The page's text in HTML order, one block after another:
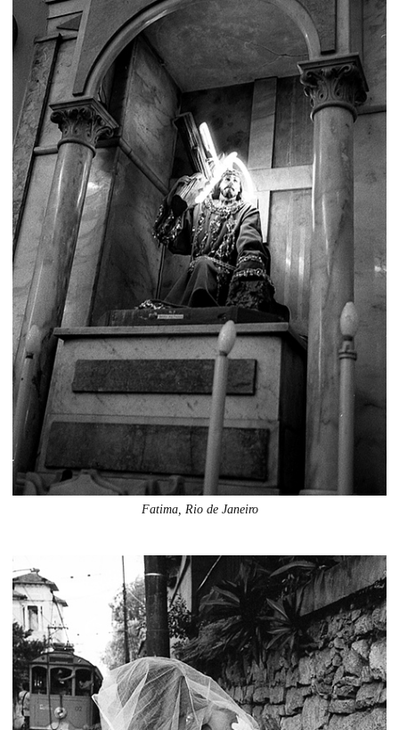
Fatima, Rio de Janeiro